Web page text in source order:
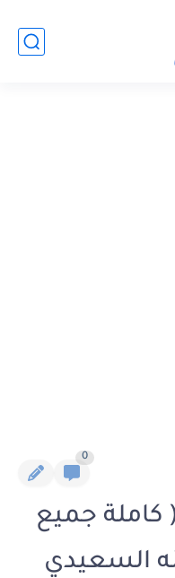
0
كاملة جميع
السعيدي